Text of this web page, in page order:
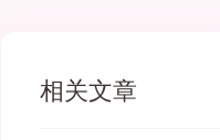
相关文章